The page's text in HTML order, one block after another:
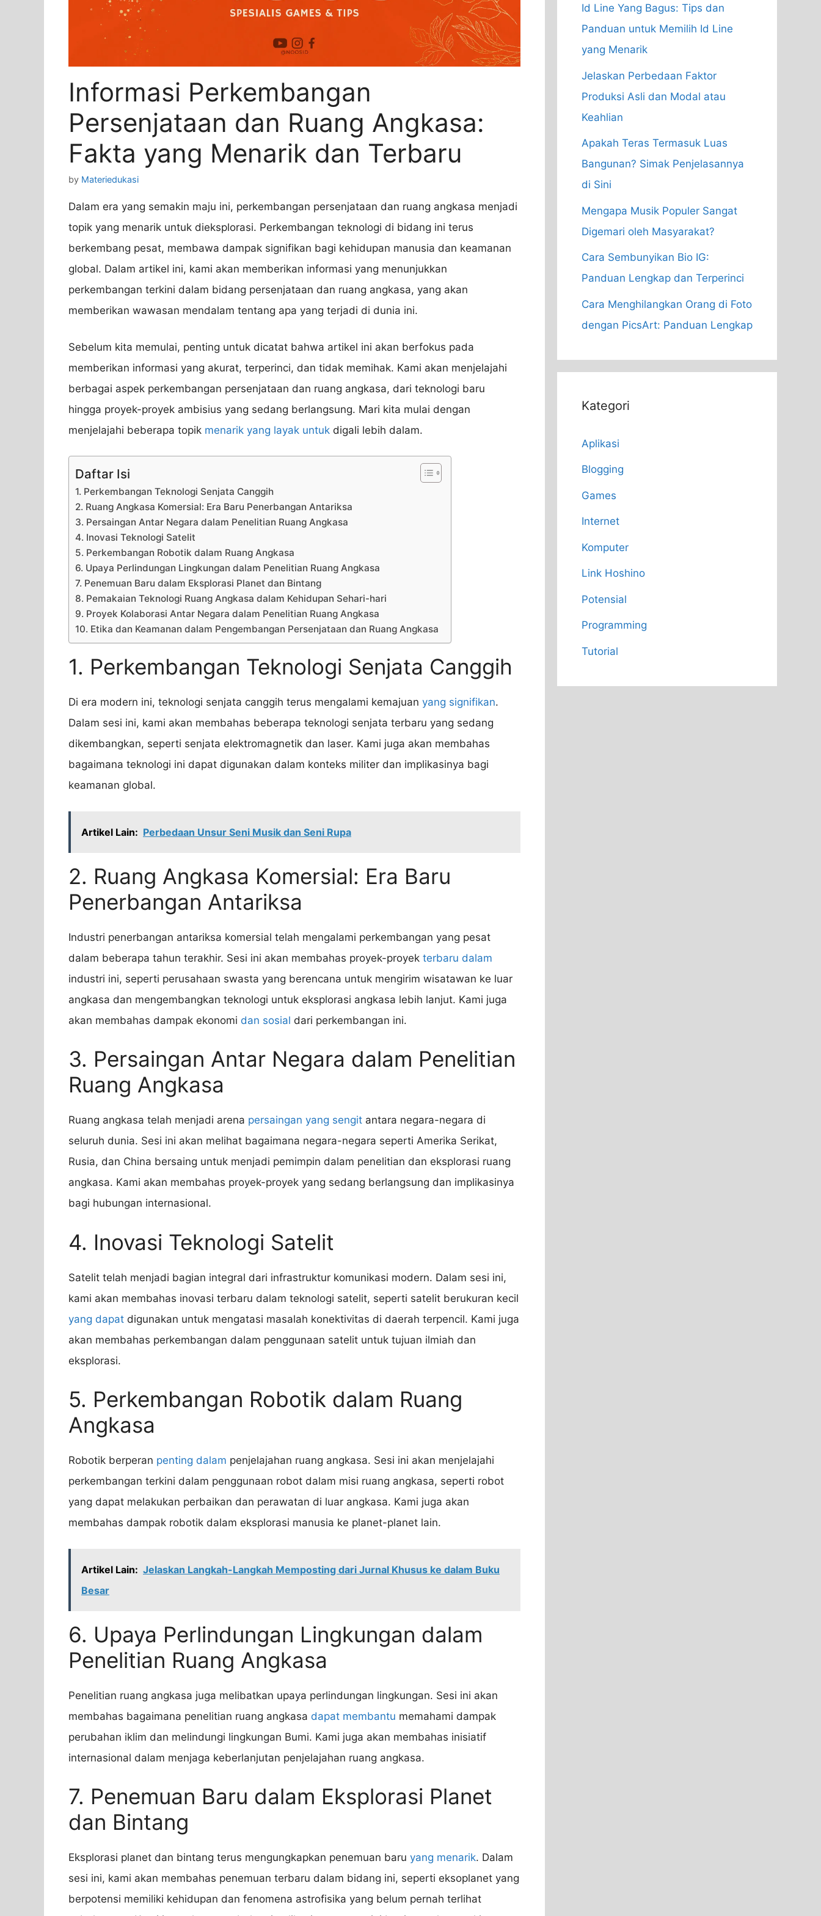
Informasi Perkembangan
Persenjataan dan Ruang Angkasa:
Fakta yang Menarik dan Terbaru
by Materiedukasi
Dalam era yang semakin maju ini, perkembangan persenjataan dan ruang angkasa menjadi
topik yang menarik untuk dieksplorasi. Perkembangan teknologi di bidang ini terus
berkembang pesat, membawa dampak signifikan bagi kehidupan manusia dan keamanan
global. Dalam artikel ini, kami akan memberikan informasi yang menunjukkan
perkembangan terkini dalam bidang persenjataan dan ruang angkasa, yang akan
memberikan wawasan mendalam tentang apa yang terjadi di dunia ini.
Sebelum kita memulai, penting untuk dicatat bahwa artikel ini akan berfokus pada
memberikan informasi yang akurat, terperinci, dan tidak memihak. Kami akan menjelajahi
berbagai aspek perkembangan persenjataan dan ruang angkasa, dari teknologi baru
hingga proyek-proyek ambisius yang sedang berlangsung. Mari kita mulai dengan
menjelajahi beberapa topik menarik yang layak untuk digali lebih dalam.
Daftar Isi
1. Perkembangan Teknologi Senjata Canggih
2. Ruang Angkasa Komersial: Era Baru Penerbangan Antariksa
3. Persaingan Antar Negara dalam Penelitian Ruang Angkasa
4. Inovasi Teknologi Satelit
5. Perkembangan Robotik dalam Ruang Angkasa
6. Upaya Perlindungan Lingkungan dalam Penelitian Ruang Angkasa
7. Penemuan Baru dalam Eksplorasi Planet dan Bintang
8. Pemakaian Teknologi Ruang Angkasa dalam Kehidupan Sehari-hari
9. Proyek Kolaborasi Antar Negara dalam Penelitian Ruang Angkasa
10. Etika dan Keamanan dalam Pengembangan Persenjataan dan Ruang Angkasa
1. Perkembangan Teknologi Senjata Canggih
Di era modern ini, teknologi senjata canggih terus mengalami kemajuan yang signifikan.
Dalam sesi ini, kami akan membahas beberapa teknologi senjata terbaru yang sedang
dikembangkan, seperti senjata elektromagnetik dan laser. Kami juga akan membahas
bagaimana teknologi ini dapat digunakan dalam konteks militer dan implikasinya bagi
keamanan global.
Artikel Lain: Perbedaan Unsur Seni Musik dan Seni Rupa
2. Ruang Angkasa Komersial: Era Baru
Penerbangan Antariksa
Industri penerbangan antariksa komersial telah mengalami perkembangan yang pesat
dalam beberapa tahun terakhir. Sesi ini akan membahas proyek-proyek terbaru dalam
industri ini, seperti perusahaan swasta yang berencana untuk mengirim wisatawan ke luar
angkasa dan mengembangkan teknologi untuk eksplorasi angkasa lebih lanjut. Kami juga
akan membahas dampak ekonomi dan sosial dari perkembangan ini.
3. Persaingan Antar Negara dalam Penelitian
Ruang Angkasa
Ruang angkasa telah menjadi arena persaingan yang sengit antara negara-negara di
seluruh dunia. Sesi ini akan melihat bagaimana negara-negara seperti Amerika Serikat,
Rusia, dan China bersaing untuk menjadi pemimpin dalam penelitian dan eksplorasi ruang
angkasa. Kami akan membahas proyek-proyek yang sedang berlangsung dan implikasinya
bagi hubungan internasional.
4. Inovasi Teknologi Satelit
Satelit telah menjadi bagian integral dari infrastruktur komunikasi modern. Dalam sesi ini,
kami akan membahas inovasi terbaru dalam teknologi satelit, seperti satelit berukuran kecil
yang dapat digunakan untuk mengatasi masalah konektivitas di daerah terpencil. Kami juga
akan membahas perkembangan dalam penggunaan satelit untuk tujuan ilmiah dan
eksplorasi.
5. Perkembangan Robotik dalam Ruang
Angkasa
Robotik berperan penting dalam penjelajahan ruang angkasa. Sesi ini akan menjelajahi
perkembangan terkini dalam penggunaan robot dalam misi ruang angkasa, seperti robot
yang dapat melakukan perbaikan dan perawatan di luar angkasa. Kami juga akan
membahas dampak robotik dalam eksplorasi manusia ke planet-planet lain.
Artikel Lain: Jelaskan Langkah-Langkah Memposting dari Jurnal Khusus ke dalam Buku
Besar
6. Upaya Perlindungan Lingkungan dalam
Penelitian Ruang Angkasa
Penelitian ruang angkasa juga melibatkan upaya perlindungan lingkungan. Sesi ini akan
membahas bagaimana penelitian ruang angkasa dapat membantu memahami dampak
perubahan iklim dan melindungi lingkungan Bumi. Kami juga akan membahas inisiatif
internasional dalam menjaga keberlanjutan penjelajahan ruang angkasa.
7. Penemuan Baru dalam Eksplorasi Planet
dan Bintang
Eksplorasi planet dan bintang terus mengungkapkan penemuan baru yang menarik. Dalam
sesi ini, kami akan membahas penemuan terbaru dalam bidang ini, seperti eksoplanet yang
berpotensi memiliki kehidupan dan fenomena astrofisika yang belum pernah terlihat
Id Line Yang Bagus: Tips dan
Panduan untuk Memilih Id Line
yang Menarik
Jelaskan Perbedaan Faktor
Produksi Asli dan Modal atau
Keahlian
Apakah Teras Termasuk Luas
Bangunan? Simak Penjelasannya
di Sini
Mengapa Musik Populer Sangat
Digemari oleh Masyarakat?
Cara Sembunyikan Bio IG:
Panduan Lengkap dan Terperinci
Cara Menghilangkan Orang di Foto
dengan PicsArt: Panduan Lengkap
Kategori
Aplikasi
Blogging
Games
Internet
Komputer
Link Hoshino
Potensial
Programming
Tutorial